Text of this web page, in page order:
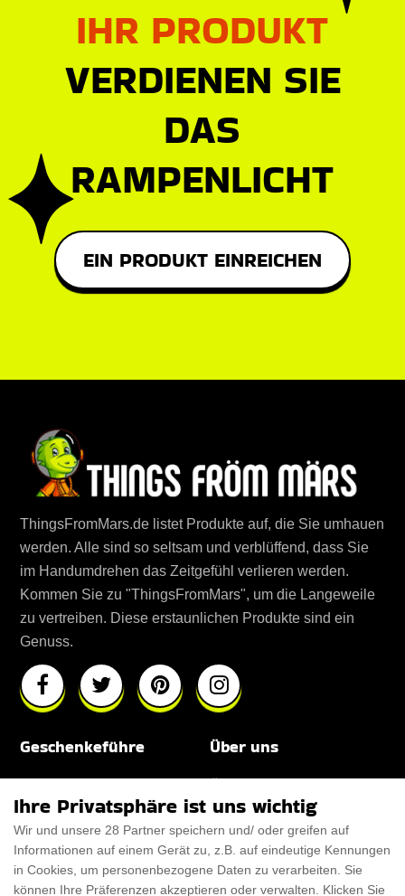
IHR PRODUKT
VERDIENEN SIE
DAS
RAMPENLICHT
EIN PRODUKT EINREICHEN
ThingsFromMars.de listet Produkte auf, die Sie umhauen
werden. Alle sind so seltsam und verblüffend, dass Sie
im Handumdrehen das Zeitgefühl verlieren werden.
Kommen Sie zu "ThingsFromMars", um die Langeweile
zu vertreiben. Diese erstaunlichen Produkte sind ein
Genuss.
Geschenkeführe
Für Haustiere
ThanksGiving
Über uns
Rabattcode
Trendiger Rabattcode
Ihre Privatsphäre ist uns wichtig
Wir und unsere 28 Partner speichern und/ oder greifen auf
Informationen auf einem Gerät zu, z.B. auf eindeutige Kennungen
in Cookies, um personenbezogene Daten zu verarbeiten. Sie
können Ihre Präferenzen akzeptieren oder verwalten. Klicken Sie